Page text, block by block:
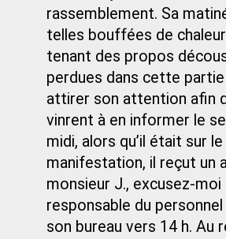
rassemblement. Sa
telles bouffées de
tenant des propos
perdues dans cette
attirer son attention afin
vinrent à en informer le
midi, alors qu’il était sur
manifestation, il reçut un
monsieur J., excusez-
responsable du
son bureau vers 14 h. Au